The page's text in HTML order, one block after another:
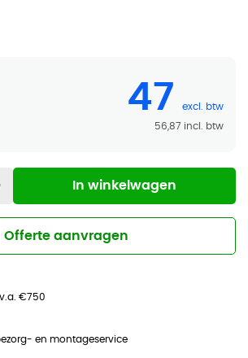
47
56,87
In winkelwagen
Offerte aanvragen
€750
en montageservice